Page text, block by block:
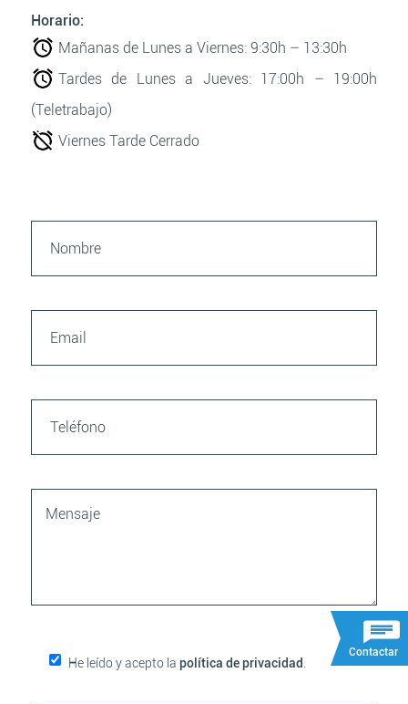
Horario:
Mañanas de Lunes a Viernes: 9:30h – 13:30h
Tardes de Lunes a Jueves: 17:00h – 19:00h
(Teletrabajo)
Viernes Tarde Cerrado
He leído y acepto la política de privacidad.
Contactar